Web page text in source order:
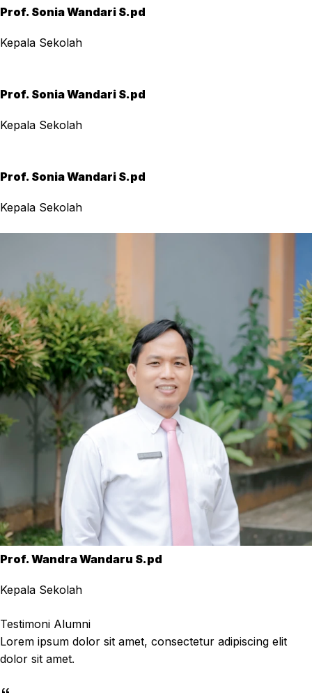
Prof. Sonia Wandari S.pd
Kepala Sekolah
Prof. Sonia Wandari S.pd
Kepala Sekolah
Prof. Sonia Wandari S.pd
Kepala Sekolah
Prof. Wandra Wandaru S.pd
Kepala Sekolah
Testimoni Alumni
Lorem ipsum dolor sit amet, consectetur adipiscing elit
dolor sit amet.